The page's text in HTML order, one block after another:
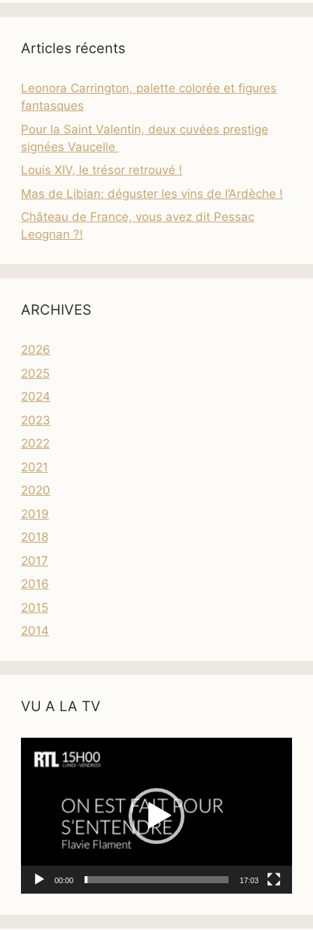
Articles récents
Leonora Carrington, palette colorée et figures
fantasques
Pour la Saint Valentin, deux cuvées prestige
signées Vaucelle
Louis XIV, le trésor retrouvé !
Mas de Libian: déguster les vins de l’Ardèche !
Château de France, vous avez dit Pessac
Leognan ?!
ARCHIVES
2026
2025
2024
2023
2022
2021
2020
2019
2018
2017
2016
2015
2014
VU A LA TV
vidéo
00:00 17:03